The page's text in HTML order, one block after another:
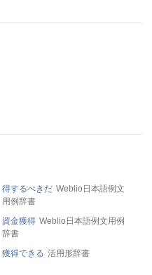
得するべきだ Weblio日本語例文
用例辞書
資金獲得 Weblio日本語例文用例
辞書
獲得できる 活用形辞書